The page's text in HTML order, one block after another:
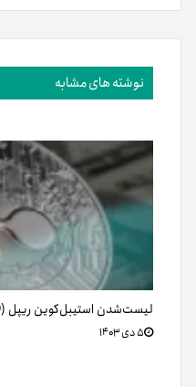
نوشته های مشابه
لیست‌شدن استیبل‌کوین ریپل (RLUSD) در صرافی‌های بزرگ
۵ دی ۱۴۰۳